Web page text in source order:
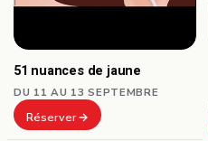
51 nuances de jaune
DU 11 AU 13 SEPTEMBRE
Réserver